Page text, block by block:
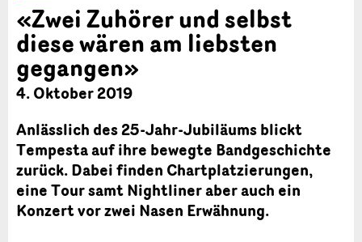
«Zwei Zuhörer und selbst
diese wären am liebsten
gegangen»
4. Oktober 2019
Anlässlich des 25-Jahr-Jubiläums blickt
Tempesta auf ihre bewegte Bandgeschichte
zurück. Dabei finden Chartplatzierungen,
eine Tour samt Nightliner aber auch ein
Konzert vor zwei Nasen Erwähnung.